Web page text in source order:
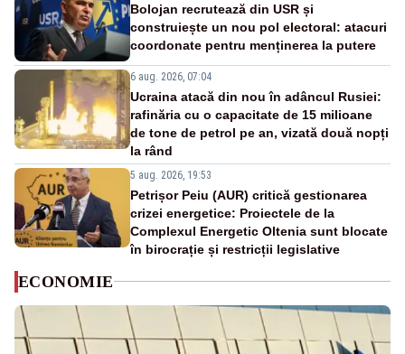
Bolojan recrutează din USR și
construiește un nou pol electoral: atacuri
coordonate pentru menținerea la putere
6 aug. 2026, 07:04
Ucraina atacă din nou în adâncul Rusiei:
rafinăria cu o capacitate de 15 milioane
de tone de petrol pe an, vizată două nopți
la rând
5 aug. 2026, 19:53
Petrișor Peiu (AUR) critică gestionarea
crizei energetice: Proiectele de la
Complexul Energetic Oltenia sunt blocate
în birocrație și restricții legislative
ECONOMIE